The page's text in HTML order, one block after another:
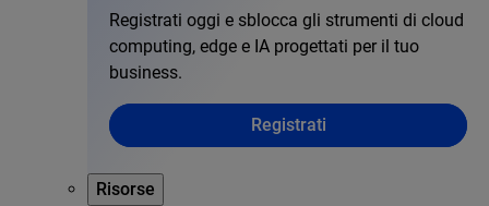
Registrati oggi e sblocca gli strumenti di cloud
computing, edge e IA progettati per il tuo
business.
Registrati
Risorse